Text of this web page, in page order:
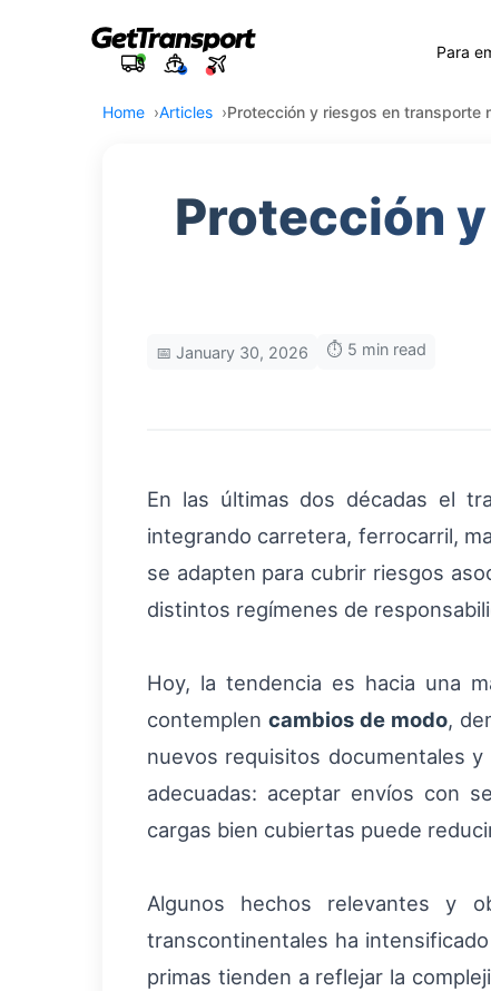
Para
Home Articles Protección y riesgos en transporte
Protección
📅 January 30, 2026 ⏱️ 5 min read
En las últimas dos décadas el
integrando carretera, ferrocarril,
se adapten para cubrir riesgos
distintos regímenes de
Hoy, la tendencia es hacia una
contemplen cambios de modo,
nuevos requisitos documentales
adecuadas: aceptar envíos con
cargas bien cubiertas puede
Algunos hechos relevantes y
transcontinentales ha
primas tienden a reflejar la